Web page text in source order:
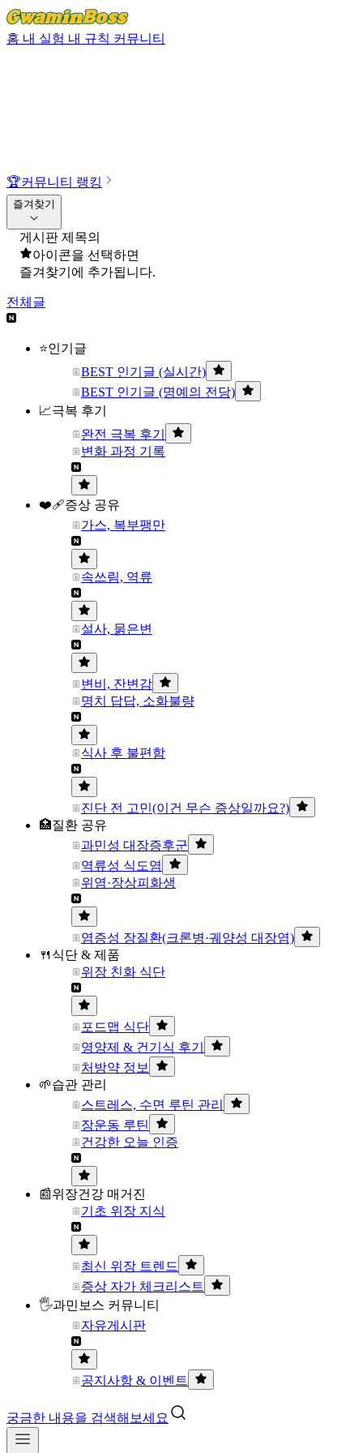
홈 내 실험 내 규칙 커뮤니티
🏆커뮤니티 랭킹
즐겨찾기
게시판 제목의
아이콘을 선택하면
즐겨찾기에 추가됩니다.
전체글
⭐인기글
BEST 인기글 (실시간)
BEST 인기글 (명예의 전당)
📈극복 후기
완전 극복 후기
변화 과정 기록
❤️‍🩹증상 공유
가스, 복부팽만
속쓰림, 역류
설사, 묽은변
변비, 잔변감
명치 답답, 소화불량
식사 후 불편함
진단 전 고민(이건 무슨 증상일까요?)
🏥질환 공유
과민성 대장증후군
역류성 식도염
위염·장상피화생
염증성 장질환(크론병·궤양성 대장염)
🍴식단 & 제품
위장 친화 식단
포드맵 식단
영양제 & 건기식 후기
처방약 정보
🌱습관 관리
스트레스, 수면 루틴 관리
장운동 루틴
건강한 오늘 인증
📰위장건강 매거진
기초 위장 지식
최신 위장 트렌드
증상 자가 체크리스트
🖐과민보스 커뮤니티
자유게시판
공지사항 & 이벤트
궁금한 내용을 검색해보세요